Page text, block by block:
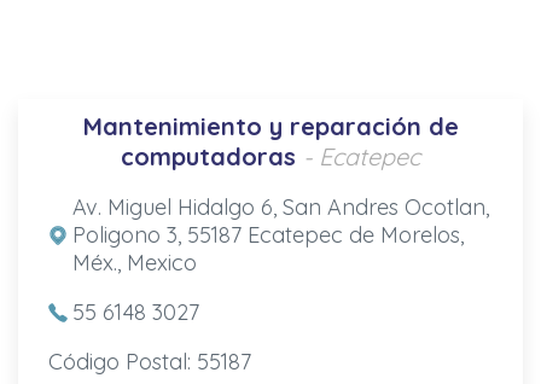
Mantenimiento y reparación de
computadoras - Ecatepec
Av. Miguel Hidalgo 6, San Andres Ocotlan,
Poligono 3, 55187 Ecatepec de Morelos,
Méx., Mexico
55 6148 3027
Código Postal: 55187